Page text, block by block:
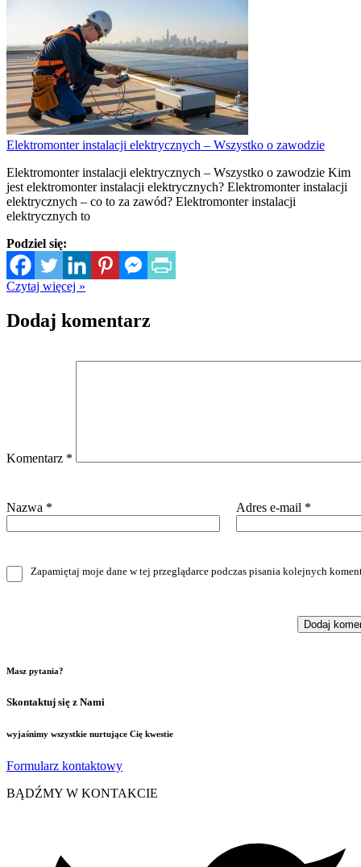
Elektromonter instalacji elektrycznych – Wszystko o zawodzie
Elektromonter instalacji elektrycznych – Wszystko o zawodzie Kim
jest elektromonter instalacji elektrycznych? Elektromonter instalacji
elektrycznych – co to za zawód? Elektromonter instalacji
elektrycznych to
Podziel się:
Czytaj więcej »
Dodaj komentarz
Komentarz *
Nazwa * Adres e-mail *
Zapamiętaj moje dane w tej przeglądarce podczas pisania kolejnych
Masz pytania?
Skontaktuj się z Nami
wyjaśnimy wszystkie nurtujące Cię kwestie
Formularz kontaktowy
BĄDŹMY W KONTAKCIE